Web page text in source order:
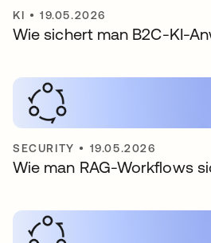
KI •19.05.2026
Wie sichert man B2C-KI-
SECURITY • 19.05.2026
Wie man RAG-Workflows